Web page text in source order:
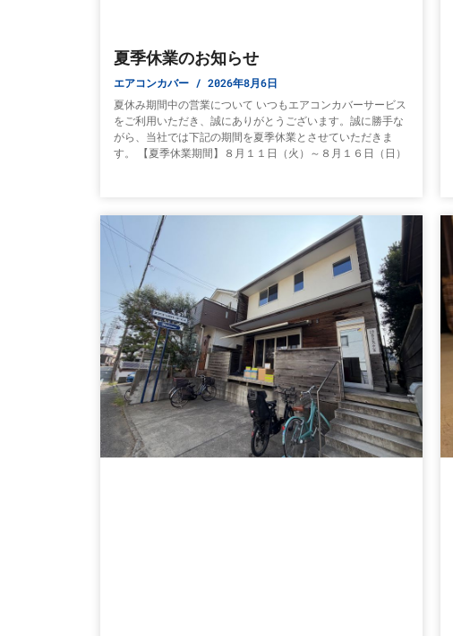
夏季休業のお知らせ
エアコンカバー 2026年8月6日
夏休み期間中の営業について いつもエアコンカバーサービス
をご利用いただき、誠にありがとうございます。誠に勝手な
がら、当社では下記の期間を夏季休業とさせていただきま
す。 【夏季休業期間】８月１１日（火）～８月１６日（日）